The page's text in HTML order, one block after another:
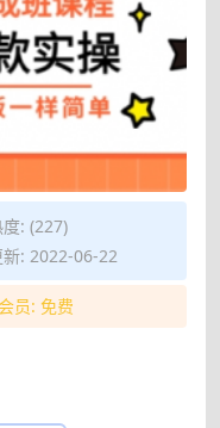
: (227)
: 2022-06-22
员: 免费